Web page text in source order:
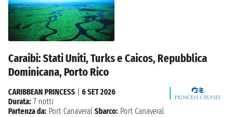
Caraibi: Stati Uniti, Turks e Caicos, Repubblica
Dominicana, Porto Rico
CARIBBEAN PRINCESS
6 SET 2026
Durata: 7 notti
Partenza da: Port Canaveral Sbarco: Port Canaveral